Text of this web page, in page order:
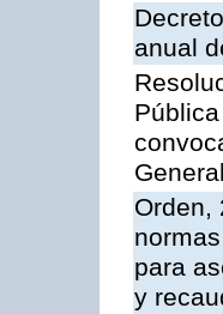
anual
Orden,
para
y